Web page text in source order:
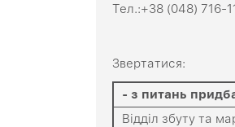
Тел.:+38 (048) 716-
Звертатися:
- з питань
Відділ збуту та